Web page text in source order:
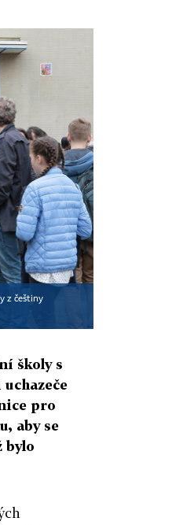
z češtiny
školy s
pro
aby se
bylo